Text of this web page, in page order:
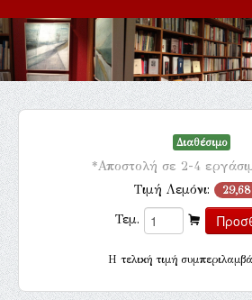
Εκδηλώσεις
Επικοινωνία
Διαθέσιμο
*Αποστολή σε 2-4
Τιμή Λεμόνι:
Τεμ.
H τελική τιμή